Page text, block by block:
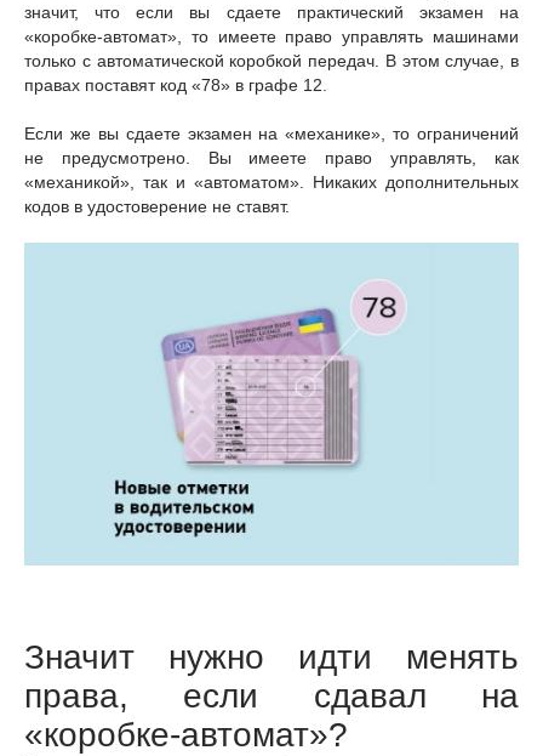
значит, что если вы сдаете практический экзамен на
«коробке-автомат», то имеете право управлять машинами
только с автоматической коробкой передач. В этом случае, в
правах поставят код «78» в графе 12.
Если же вы сдаете экзамен на «механике», то ограничений
не предусмотрено. Вы имеете право управлять, как
«механикой», так и «автоматом». Никаких дополнительных
кодов в удостоверение не ставят.
Значит нужно идти менять
права, если сдавал на
«коробке-автомат»?